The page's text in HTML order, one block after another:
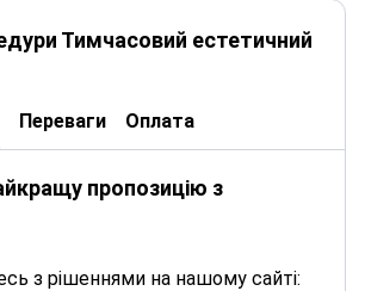
Тимчасовий естетичний
Переваги Оплата
пропозицію з
з рішеннями на нашому сайті: